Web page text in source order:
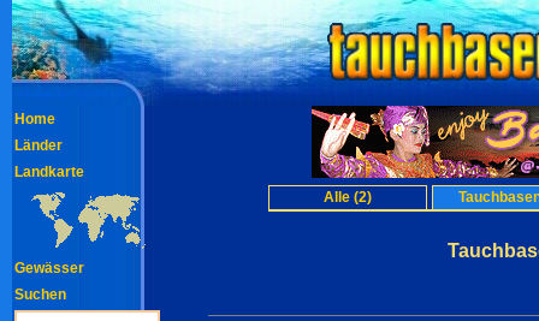
Alle (2)
Home
Länder
Landkarte
Gewässer
Suchen